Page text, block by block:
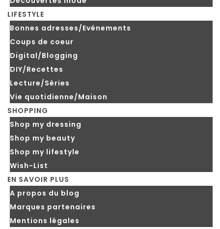
LIFESTYLE
Bonnes adresses/Evénements
Coups de coeur
Digital/Blogging
DIY/Recettes
Lecture/Séries
Vie quotidienne/Maison
SHOPPING
Shop my dressing
Shop my beauty
Shop my lifestyle
Wish-List
EN SAVOIR PLUS
A propos du blog
Marques partenaires
Mentions légales